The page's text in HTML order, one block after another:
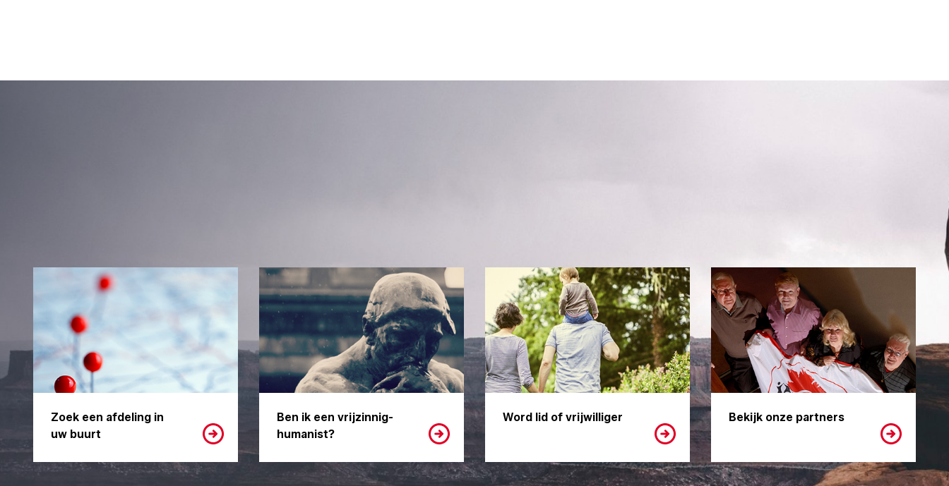
Zoek een afdeling in
uw buurt
Ben ik een vrijzinnig-
humanist?
Word lid of vrijwilliger Bekijk onze partners